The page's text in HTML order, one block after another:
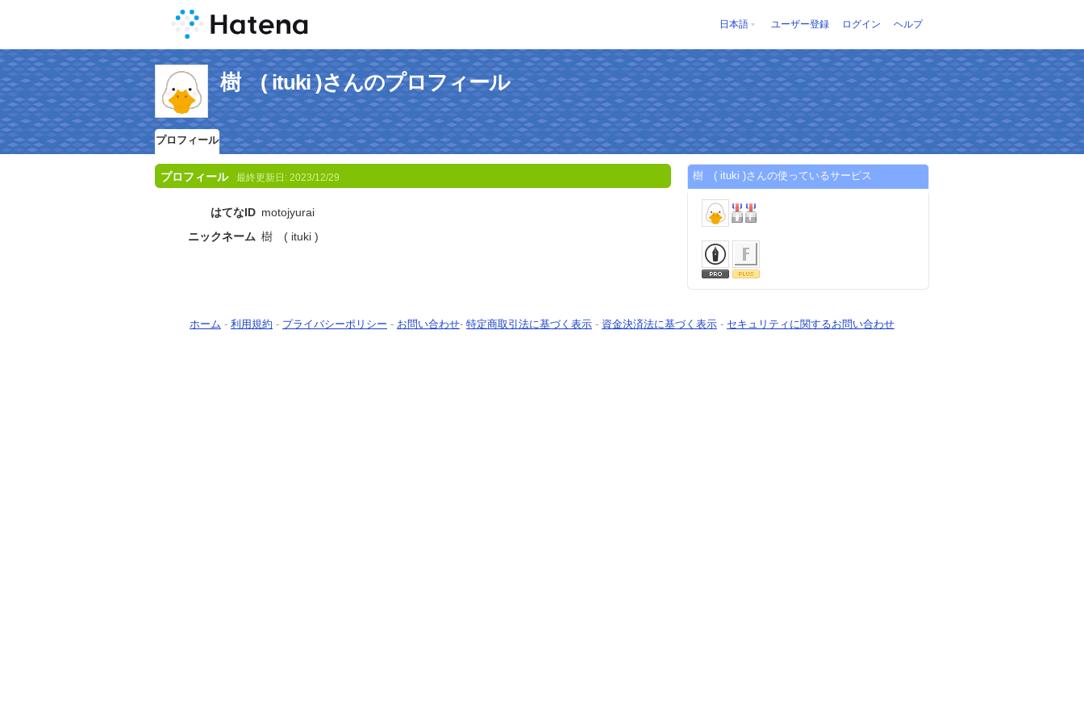
日本語 ユーザー登録 ログイン ヘルプ
樹 ( ituki )さんのプロフィール
プロフィール
プロフィール 最終更新日: 2023/12/29
はてなID motojyurai
ニックネーム 樹 ( ituki )
樹 ( ituki )さんの使っているサービス
ホーム - 利用規約 - プライバシーポリシー - お問い合わせ- 特定商取引法に基づく表示 - 資金決済法に基づく表示 - セキュリティに関するお問い合わせ